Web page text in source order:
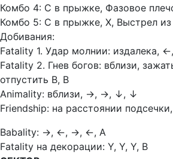
Комбо 4: С в прыжке, Фазовое
Комбо 5: С в прыжке, Х, Выстрел из
Добивания:
Fatality 1. Удар молнии: издалека,
Fatality 2. Гнев богов: вблизи,
отпустить В, В
Animality: вблизи, →, →, ↓, ↓
Friendship: на расстоянии подсечки,
Babality: →, ←, →, ←, A
Fatality на декорации: Y, Y, Y, В